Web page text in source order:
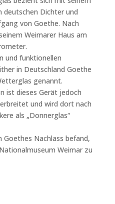
deutschen Dichter und
von Goethe. Nach
Weimarer Haus am
und funktionellen
in Deutschland Goethe
genannt.
ist dieses Gerät jedoch
und wird dort nach
als „Donnerglas“
Goethes Nachlass befand,
Weimar zu